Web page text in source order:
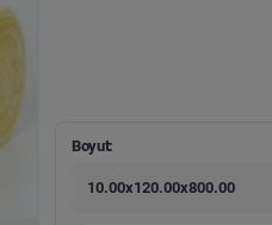
Boyut:
10.00x120.00x800.00